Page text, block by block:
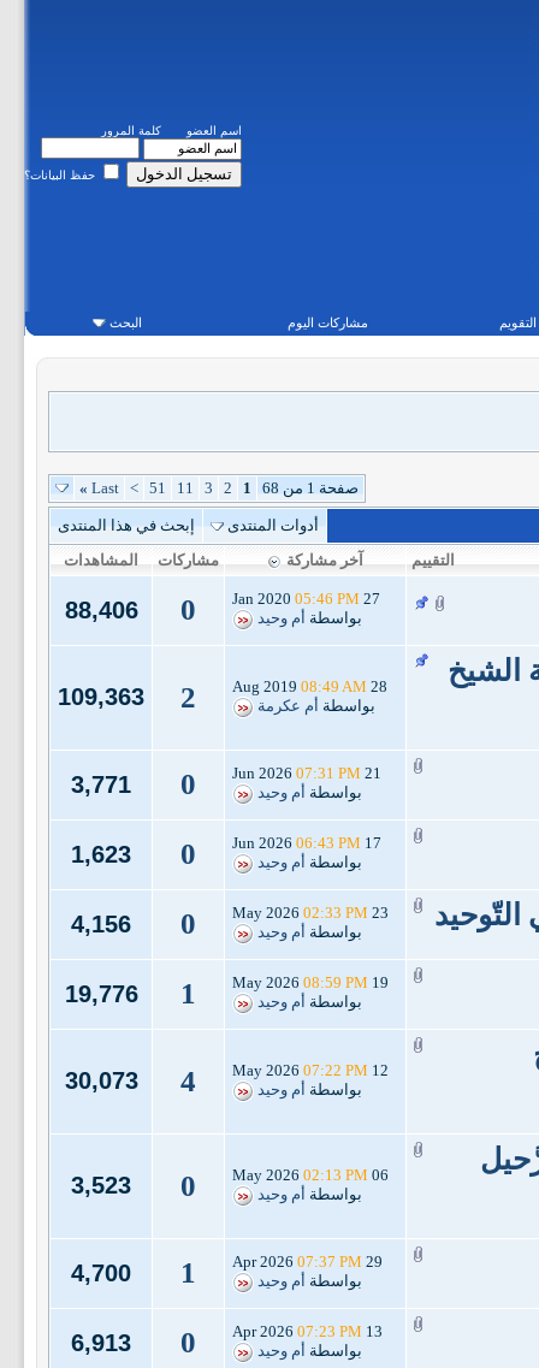
اسم العضو كلمة المرور
حفظ البيانات؟
التقويم مشاركات اليوم البحث
صفحة 1 من 68 1
2
3
11
51
>
Last
»
أدوات المنتدى
إبحث في هذا المنتدى
التقييم
آخر مشاركة مشاركات المشاهدات
27 Jan 2020
05:46 PM
بواسطة أم وحيد 0
88,406
الشيخ 28 Aug 2019
08:49 AM
بواسطة أم عكرمة 2
109,363
21 Jun 2026
07:31 PM
بواسطة أم وحيد 0
3,771
17 Jun 2026
06:43 PM
بواسطة أم وحيد 0
1,623
23 May 2026
02:33 PM
بواسطة أم وحيد 0
4,156
19 May 2026
08:59 PM
بواسطة أم وحيد 1
19,776
12 May 2026
07:22 PM
بواسطة أم وحيد 4
30,073
06 May 2026
02:13 PM
بواسطة أم وحيد 0
3,523
29 Apr 2026
07:37 PM
بواسطة أم وحيد 1
4,700
13 Apr 2026
07:23 PM
بواسطة أم وحيد 0
6,913